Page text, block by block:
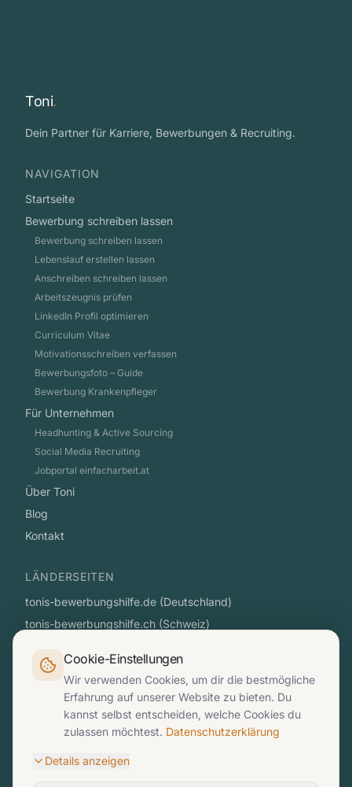
Cookie-Einstellungen
Wir verwenden Cookies, um dir die bestmögliche
Erfahrung auf unserer Website zu bieten. Du
kannst selbst entscheiden, welche Cookies du
zulassen möchtest. Datenschutzerklärung
Details anzeigen
Toni.
Dein Partner für Karriere, Bewerbungen & Recruiting.
NAVIGATION
Startseite
Bewerbung schreiben lassen
Bewerbung schreiben lassen
Lebenslauf erstellen lassen
Anschreiben schreiben lassen
Arbeitszeugnis prüfen
LinkedIn Profil optimieren
Curriculum Vitae
Motivationsschreiben verfassen
Bewerbungsfoto – Guide
Bewerbung Krankenpfleger
Für Unternehmen
Headhunting & Active Sourcing
Social Media Recruiting
Jobportal einfacharbeit.at
Über Toni
Blog
Kontakt
LÄNDERSEITEN
tonis-bewerbungshilfe.de (Deutschland)
tonis-bewerbungshilfe.ch (Schweiz)
KONTAKT
🇩🇪 +49 163 619 56 25(WhatsApp)
🇨🇭 +41 76 799 75 50(WhatsApp)
hello@mtjvc.com